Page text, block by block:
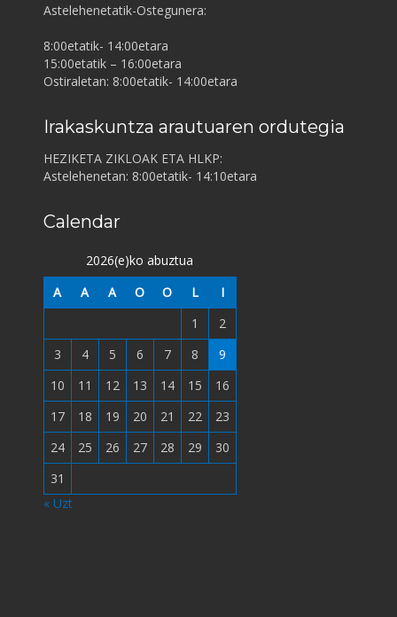
Astelehenetatik-Ostegunera:
8:00etatik- 14:00etara
15:00etatik – 16:00etara
Ostiraletan: 8:00etatik- 14:00etara
Irakaskuntza arautuaren ordutegia
HEZIKETA ZIKLOAK ETA HLKP:
Astelehenetan: 8:00etatik- 14:10etara
Calendar
2026(e)ko abuztua
A
A A O O L
I
1
2
3
4 5 6 7 8
9
10
11 12 13 14 15
16
17
18 19 20 21 22
23
24
25 26 27 28 29
30
31
« Uzt